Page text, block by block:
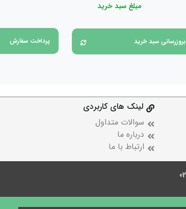
مبلغ سبد خرید
بروزرسانی سبد خرید پرداخت سفارش
لینک های کاربردی
سوالات متداول
درباره ما
ارتباط با ما